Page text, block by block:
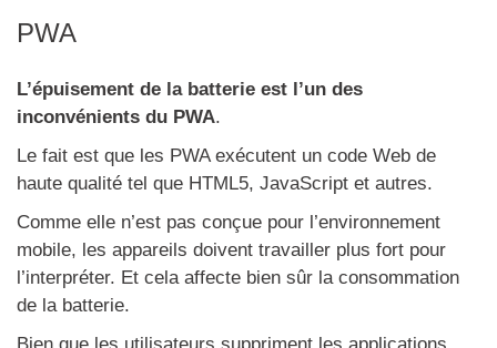
PWA
L’épuisement de la batterie est l’un des
inconvénients du PWA.
Le fait est que les PWA exécutent un code Web de
haute qualité tel que HTML5, JavaScript et autres.
Comme elle n’est pas conçue pour l’environnement
mobile, les appareils doivent travailler plus fort pour
l’interpréter. Et cela affecte bien sûr la consommation
de la batterie.
Bien que les utilisateurs suppriment les applications